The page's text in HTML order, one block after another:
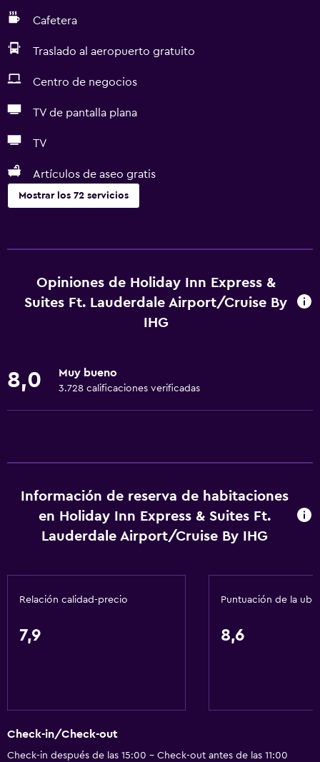
Cafetera
Traslado al aeropuerto gratuito
Centro de negocios
TV de pantalla plana
TV
Artículos de aseo gratis
Mostrar los 72 servicios
Wifi gratis
Ropa de cama
Artículos de aseo gratis
Champú
Alarma de humo
Papeleras
Ascensor
Lavabo bajo
Opiniones de Holiday Inn Express &
Suites Ft. Lauderdale Airport/Cruise By
IHG
8,0 Muy bueno
3.728 calificaciones verificadas
Información de reserva de habitaciones
en Holiday Inn Express & Suites Ft.
Lauderdale Airport/Cruise By IHG
Relación calidad-precio
7,9
Puntuación de la
8,6
Check-in/Check-out
Check-in después de las 15:00 - Check-out antes de las 11:00